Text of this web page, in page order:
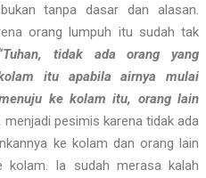
tanpa dasar dan alasan.
orang lumpuh itu sudah tak
tidak ada orang yang
itu apabila airnya mulai
ke kolam itu, orang lain
menjadi pesimis karena tidak ada
ke kolam dan orang lain
kolam. Ia sudah merasa kalah